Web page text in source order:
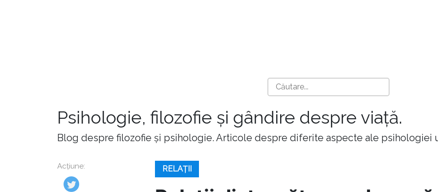
Psihologie, filozofie și gândire despre viață.
Blog despre filozofie și psihologie. Articole despre diferite aspecte ale psihologiei
Acțiune: RELAȚII